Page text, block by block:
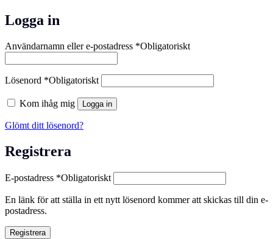
Logga in
Användarnamn eller e-postadress *Obligatoriskt
Lösenord *Obligatoriskt
Kom ihåg mig Logga in
Glömt ditt lösenord?
Registrera
E-postadress *Obligatoriskt
En länk för att ställa in ett nytt lösenord kommer att skickas till din e-
postadress.
Registrera